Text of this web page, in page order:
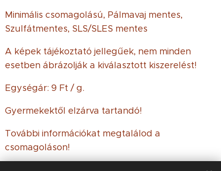
Minimális csomagolású, Pálmavaj mentes,
Szulfátmentes, SLS/SLES mentes
A képek tájékoztató jellegűek, nem minden
esetben ábrázolják a kiválasztott kiszerelést!
Egységár: 9 Ft / g.
Gyermekektől elzárva tartandó!
További információkat megtalálod a
csomagoláson!